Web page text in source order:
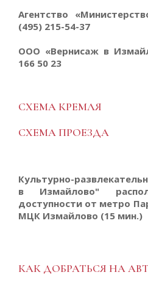
Агентство
(495) 215-54-37
ООО «Вернисаж в
166 50 23
СХЕМА КРЕМЛЯ
СХЕМА ПРОЕЗДА
Культурно-
в Измайлово"
доступности от метро
МЦК Измайлово (15 мин.)
КАК ДОБРАТЬСЯ НА